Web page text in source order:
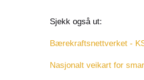
Sjekk også ut:
Bærekraftsnettverket -
Nasjonalt veikart for